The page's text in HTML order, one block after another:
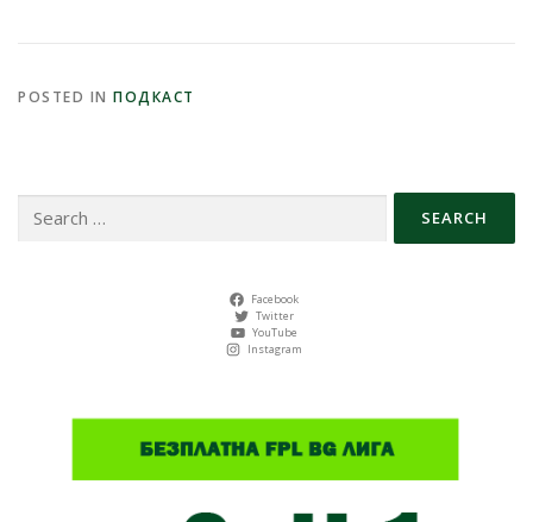
POSTED IN ПОДКАСТ
for:
Facebook
Twitter
YouTube
Instagram